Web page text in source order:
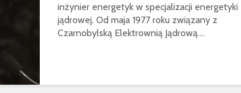
inżynier energetyk w specjalizacji energetyki
jądrowej. Od maja 1977 roku związany z
Czarnobylską Elektrownią Jądrową....